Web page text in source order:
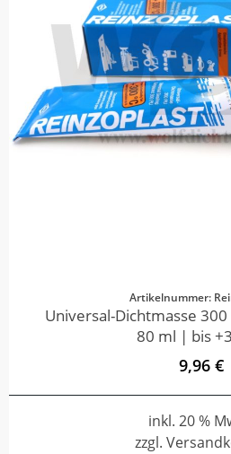
Artikelnummer:
Universal-Dichtmasse
80 ml | bis
9,96 €
inkl. 20 %
zzgl.